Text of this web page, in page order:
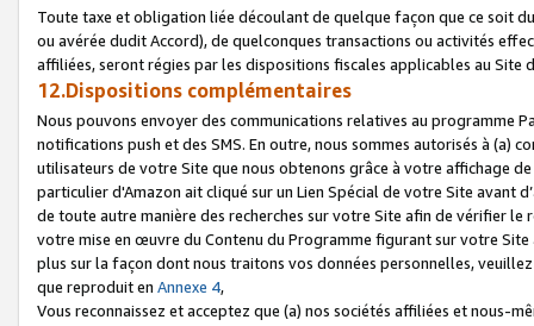
Toute taxe et obligation liée découlant de quelque façon que ce soit
ou avérée dudit Accord), de quelconques transactions ou activités
affiliées, seront régies par les dispositions fiscales applicables au Site
12.Dispositions complémentaires
Nous pouvons envoyer des communications relatives au programme
notifications push et des SMS. En outre, nous sommes autorisés à
utilisateurs de votre Site que nous obtenons grâce à votre affichage
particulier d'Amazon ait cliqué sur un Lien Spécial de votre Site avant
de toute autre manière des recherches sur votre Site afin de vérifier
votre mise en œuvre du Contenu du Programme figurant sur votre
plus sur la façon dont nous traitons vos données personnelles,
que reproduit en Annexe 4,
Vous reconnaissez et acceptez que (a) nos sociétés affiliées et nous-